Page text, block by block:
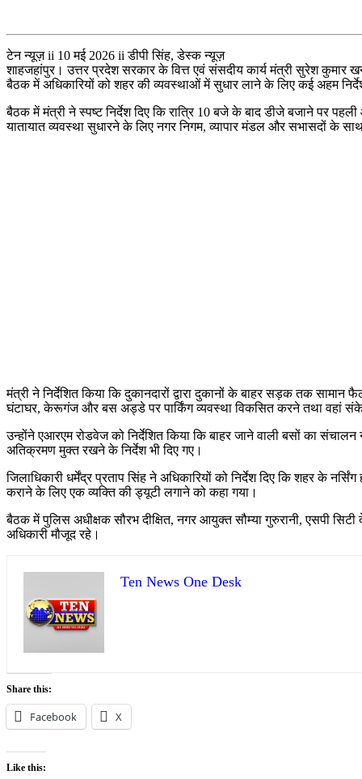
टेन न्यूज़ ii 10 मई 2026 ii डीपी सिंह, डेस्क न्यूज़
शाहजहांपुर। उत्तर प्रदेश सरकार के वित्त एवं संसदीय कार्य मंत्री सुरेश कुमार
बैठक में अधिकारियों को शहर की व्यवस्थाओं में सुधार लाने के लिए कई अहम
बैठक में मंत्री ने स्पष्ट निर्देश दिए कि रात्रि 10 बजे के बाद डीजे बजाने पर
यातायात व्यवस्था सुधारने के लिए नगर निगम, व्यापार मंडल और सभासदों के
मंत्री ने निर्देशित किया कि दुकानदारों द्वारा दुकानों के बाहर सड़क तक
घंटाघर, केरूगंज और बस अड्डे पर पार्किंग व्यवस्था विकसित करने तथा वहां
उन्होंने एआरएम रोडवेज को निर्देशित किया कि बाहर जाने वाली बसों का
अतिक्रमण मुक्त रखने के निर्देश भी दिए गए।
जिलाधिकारी धर्मेंद्र प्रताप सिंह ने अधिकारियों को निर्देश दिए कि शहर के
कराने के लिए एक व्यक्ति की ड्यूटी लगाने को कहा गया।
बैठक में पुलिस अधीक्षक सौरभ दीक्षित, नगर आयुक्त सौम्या गुरुरानी, एसपी
अधिकारी मौजूद रहे।
Ten News One Desk
Share this:
Facebook X
Like this: